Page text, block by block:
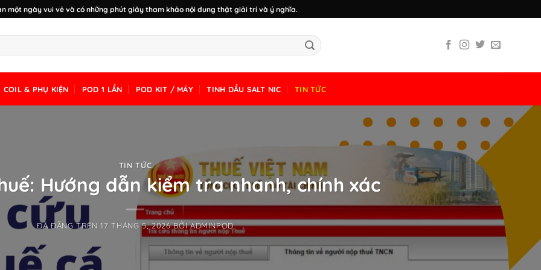
một ngày vui vẻ và có những phút giây tham khảo nội dung thật giải trí và ý nghĩa.
COIL & PHỤ KIỆN POD 1 LẦN POD KIT / MÁY TINH DẦU SALT NIC TIN TỨC
TIN TỨC
Hướng dẫn kiểm tra nhanh, chính xác
ĐÃ ĐĂNG TRÊN17 THÁNG 5, 2026 BỞIADMINPOD